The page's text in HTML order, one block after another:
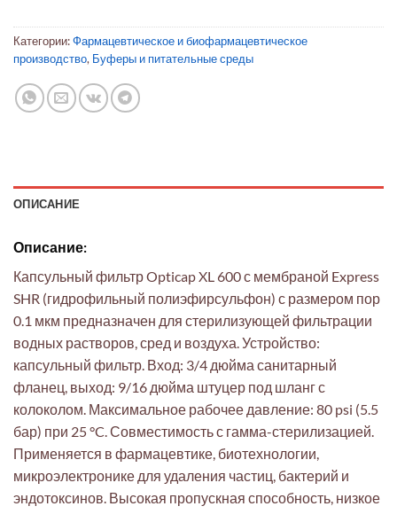
Категории:Фармацевтическое и биофармацевтическое
производство, Буферы и питательные среды
ОПИСАНИЕ
Описание:
Капсульный фильтр Opticap XL 600 с мембраной Express
SHR (гидрофильный полиэфирсульфон) с размером пор
0.1 мкм предназначен для стерилизующей фильтрации
водных растворов, сред и воздуха. Устройство:
капсульный фильтр. Вход: 3/4 дюйма санитарный
фланец, выход: 9/16 дюйма штуцер под шланг с
колоколом. Максимальное рабочее давление: 80 psi (5.5
бар) при 25 °C. Совместимость с гамма-стерилизацией.
Применяется в фармацевтике, биотехнологии,
микроэлектронике для удаления частиц, бактерий и
эндотоксинов. Высокая пропускная способность, низкое